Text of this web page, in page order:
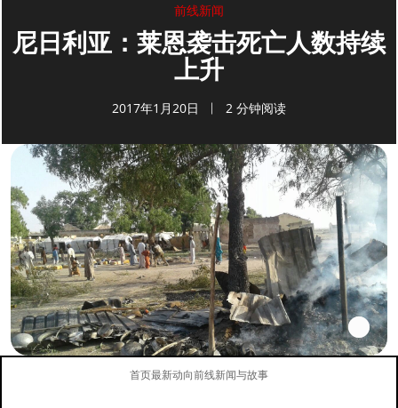
前线新闻
尼日利亚：莱恩袭击死亡人数持续
上升
2017年1月20日 2 分钟阅读
首页最新动向前线新闻与故事